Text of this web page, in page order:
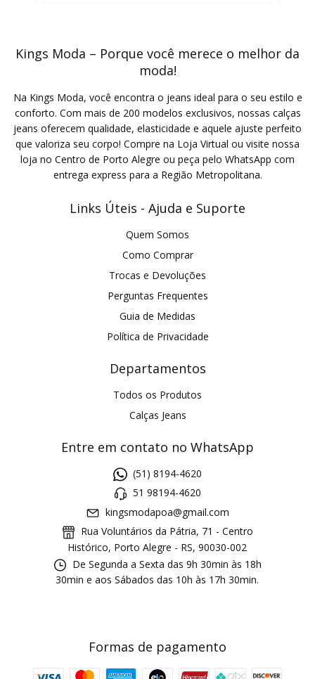
Kings Moda – Porque você merece o melhor da
moda!
Na Kings Moda, você encontra o jeans ideal para o seu estilo e
conforto. Com mais de 200 modelos exclusivos, nossas calças
jeans oferecem qualidade, elasticidade e aquele ajuste perfeito
que valoriza seu corpo! Compre na Loja Virtual ou visite nossa
loja no Centro de Porto Alegre ou peça pelo WhatsApp com
entrega express para a Região Metropolitana.
Links Úteis - Ajuda e Suporte
Quem Somos
Como Comprar
Trocas e Devoluções
Perguntas Frequentes
Guia de Medidas
Política de Privacidade
Departamentos
Todos os Produtos
Calças Jeans
Entre em contato no WhatsApp
(51) 8194-4620
51 98194-4620
kingsmodapoa@gmail.com
Rua Voluntários da Pátria, 71 - Centro
Histórico, Porto Alegre - RS, 90030-002
De Segunda a Sexta das 9h 30min às 18h
30min e aos Sábados das 10h às 17h 30min.
Formas de pagamento